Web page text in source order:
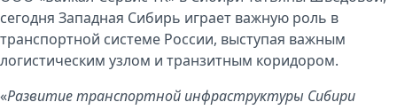
сегодня Западная Сибирь играет важную роль в
транспортной системе России, выступая важным
логистическим узлом и транзитным коридором.
«Развитие транспортной инфраструктуры Сибири